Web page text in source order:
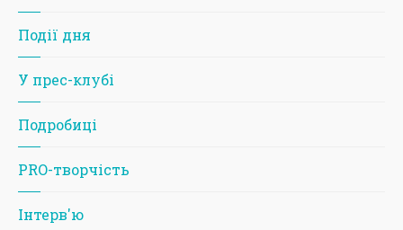
Події дня
У прес-клубі
Подробиці
PRO-творчість
Iнтерв'ю